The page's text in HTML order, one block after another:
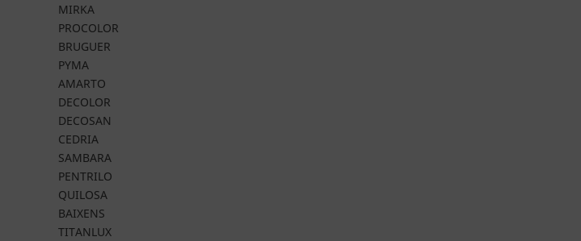
MIRKA
PROCOLOR
BRUGUER
PYMA
AMARTO
DECOLOR
DECOSAN
CEDRIA
SAMBARA
PENTRILO
QUILOSA
BAIXENS
TITANLUX